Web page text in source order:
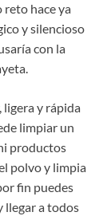
hace ya
y silencioso
con la
ligera y rápida
limpiar un
productos
polvo y limpia
fin puedes
llegar a todos